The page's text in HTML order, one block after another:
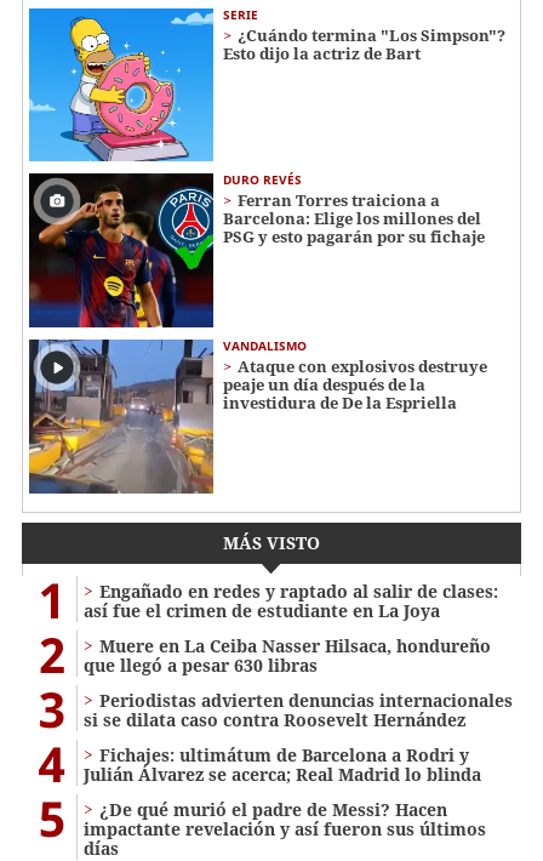
SERIE
¿Cuándo termina "Los Simpson"?
Esto dijo la actriz de Bart
DURO REVÉS
Ferran Torres traiciona a
Barcelona: Elige los millones del
PSG y esto pagarán por su fichaje
VANDALISMO
Ataque con explosivos destruye
peaje un día después de la
investidura de De la Espriella
MÁS VISTO
1
Engañado en redes y raptado al salir de clases:
así fue el crimen de estudiante en La Joya
2
Muere en La Ceiba Nasser Hilsaca, hondureño
que llegó a pesar 630 libras
3
Periodistas advierten denuncias internacionales
si se dilata caso contra Roosevelt Hernández
4
Fichajes: ultimátum de Barcelona a Rodri y
Julián Álvarez se acerca; Real Madrid lo blinda
5
¿De qué murió el padre de Messi? Hacen
impactante revelación y así fueron sus últimos
días